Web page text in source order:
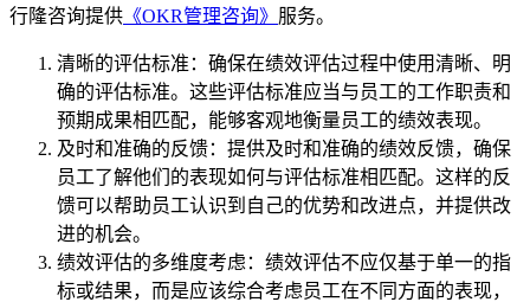
行隆咨询提供 《OKR管理咨询》 服务。
清晰的评估标准：确保在绩效评估过程中使用清晰、明
确的评估标准。这些评估标准应当与员工的工作职责和
预期成果相匹配，能够客观地衡量员工的绩效表现。
及时和准确的反馈：提供及时和准确的绩效反馈，确保
员工了解他们的表现如何与评估标准相匹配。这样的反
馈可以帮助员工认识到自己的优势和改进点，并提供改
进的机会。
绩效评估的多维度考虑：绩效评估不应仅基于单一的指
标或结果，而是应该综合考虑员工在不同方面的表现，